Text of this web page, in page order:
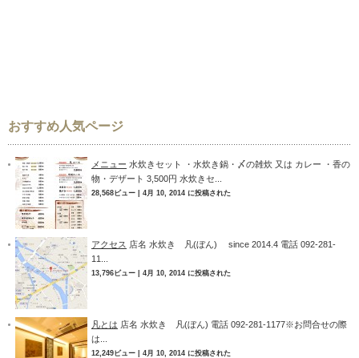
おすすめ人気ページ
メニュー 水炊きセット ・水炊き鍋・〆の雑炊 又は カレー ・香の
物・デザート 3,500円 水炊きセ...
28,568ビュー 4月 10, 2014 に投稿された
アクセス 店名 水炊き 凡(ぼん) since 2014.4 電話 092-281-
11...
13,796ビュー 4月 10, 2014 に投稿された
凡とは 店名 水炊き 凡(ぼん) 電話 092-281-1177※お問合せの際
は...
12,249ビュー 4月 10, 2014 に投稿された